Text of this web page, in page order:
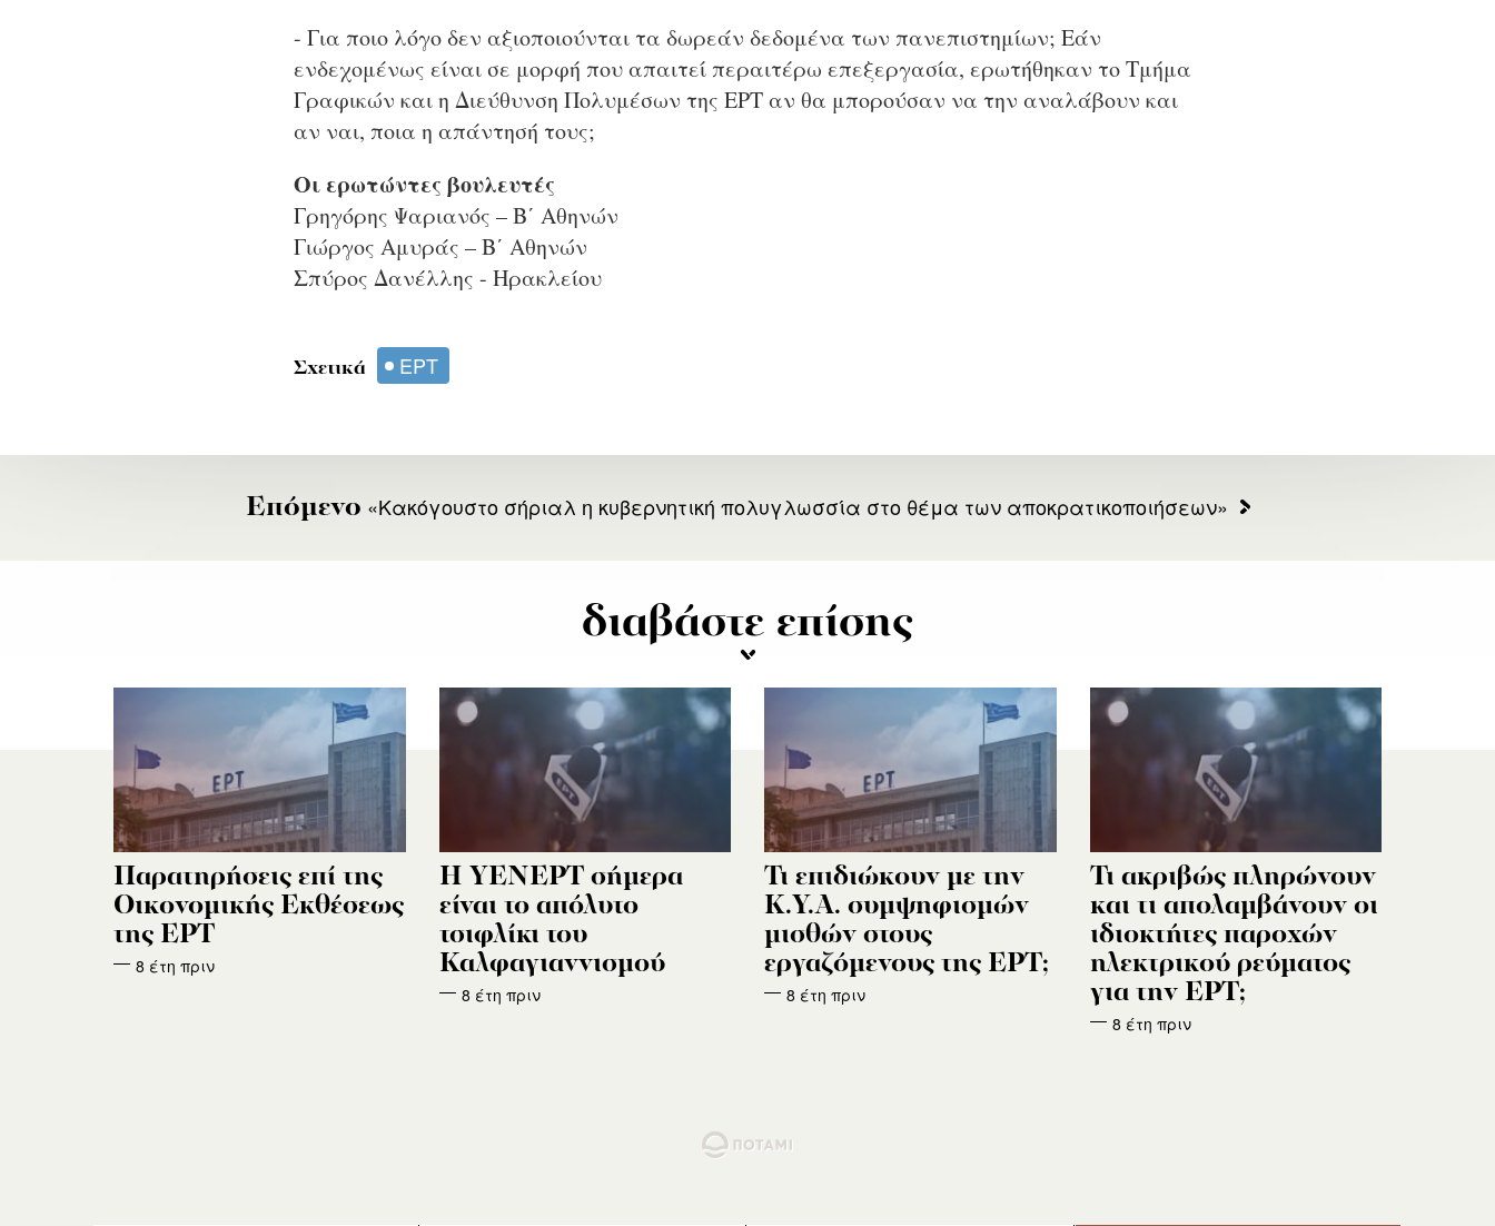
- Για ποιο λόγο δεν αξιοποιούνται τα δωρεάν δεδομένα των πανεπιστημίων; Εάν
ενδεχομένως είναι σε μορφή που απαιτεί περαιτέρω επεξεργασία, ερωτήθηκαν το Τμήμα
Γραφικών και η Διεύθυνση Πολυμέσων της ΕΡΤ αν θα μπορούσαν να την αναλάβουν και
αν ναι, ποια η απάντησή τους;
Οι ερωτώντες βουλευτές
Γρηγόρης Ψαριανός – Β΄ Αθηνών
Γιώργος Αμυράς – Β΄ Αθηνών
Σπύρος Δανέλλης - Ηρακλείου
Σχετικά ΕΡΤ
Επόμενο «Κακόγουστο σήριαλ η κυβερνητική πολυγλωσσία στο θέμα των αποκρατικοποιήσεων»
διαβάστε επίσης
Παρατηρήσεις επί της
Οικονομικής Εκθέσεως
της ΕΡΤ
8 έτη πριν
Η ΥΕΝΕΡΤ σήμερα
είναι το απόλυτο
τσιφλίκι του
Καλφαγιαννισμού
8 έτη πριν
Τι επιδιώκουν με την
Κ.Υ.Α. συμψηφισμών
μισθών στους
εργαζόμενους της ΕΡΤ;
8 έτη πριν
Τι ακριβώς πληρώνουν
και τι απολαμβάνουν οι
ιδιοκτήτες παροχών
ηλεκτρικού ρεύματος
για την ΕΡΤ;
8 έτη πριν